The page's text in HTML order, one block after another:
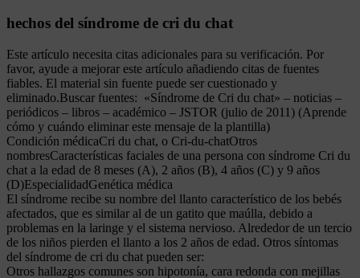
hechos del síndrome de cri du chat
Este artículo necesita citas adicionales para su verificación. Por
favor, ayude a mejorar este artículo añadiendo citas de fuentes
fiables. El material sin fuente puede ser cuestionado y
eliminado.Buscar fuentes: «Síndrome de Cri du chat» – noticias –
periódicos – libros – académico – JSTOR (julio de 2011) (Aprende
cómo y cuándo eliminar este mensaje de la plantilla)
Condición médicaCri du chat, o Cri-du-chatOtros
nombresCaracterísticas faciales de una persona con síndrome Cri du
chat a la edad de 8 meses (A), 2 años (B), 4 años (C) y 9 años
(D)EspecialidadGenética médica
El síndrome recibe su nombre del llanto característico de los bebés
afectados, que es similar al de un gatito que maúlla, debido a
problemas en la laringe y el sistema nervioso. Alrededor de un tercio
de los niños pierden el llanto a los 2 años de edad. Otros síntomas
del síndrome de cri du chat pueden ser:
Otros hallazgos comunes son hipotonía, cara redonda con mejillas